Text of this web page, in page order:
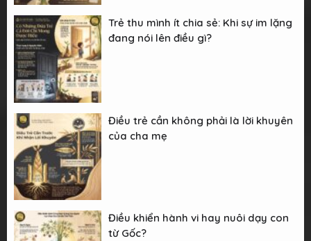
Trẻ thu mình ít chia sẻ: Khi sự im lặng
đang nói lên điều gì?
Điều trẻ cần không phải là lời khuyên
của cha mẹ
Điều khiển hành vi hay nuôi dạy con
từ Gốc?